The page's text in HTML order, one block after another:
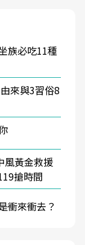
族必吃11種
來與3習俗8
風黃金救援
搶時間
衝來衝去？